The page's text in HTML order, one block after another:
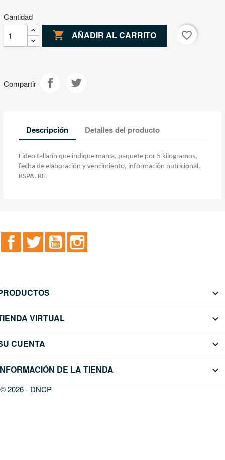
Cantidad
 AÑADIR AL CARRITO favorite_border
Compartir
Descripción Detalles del producto
Fideo tallarín que indique marca, paquete por 5 kilogramos,
fecha de elaboración y vencimiento, información nutricional.
RSPA. RE.
FacebookTwitter YouTube

VIRTUAL 
CUENTA 
DE LA TIENDA keyboard_arrow_down
© 2026 - DNCP